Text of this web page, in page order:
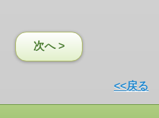
次へ >
<<戻る